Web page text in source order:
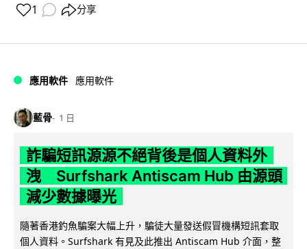
1 分享
應用軟件 應用軟件
藍骨 1 日
詐騙短訊源源不絕背後是個人資料外
洩 Surfshark Antiscam Hub 由源頭
減少數據曝光
隨著香港釣魚騙案大幅上升，騙徒大量發送假冒機構短訊套取
個人資料。Surfshark 有見及此推出 Antiscam Hub 介面，整